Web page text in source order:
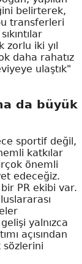
belirterek,
transferleri
zorlu iki yıl
daha rahatız
ulaştık"
da büyük
sportif değil,
katkılar
önemli
edeceğiz.
PR ekibi var.
yalnızca
açısından
sözlerini